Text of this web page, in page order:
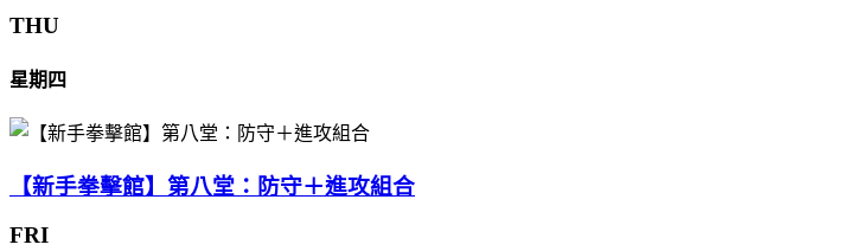
THU
星期四
【新手拳擊館】第八堂：防守＋進攻組合
FRI